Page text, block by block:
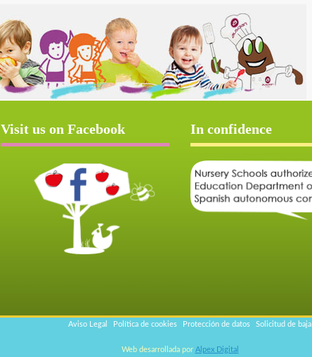
Visit us on Facebook In confidence
Aviso Legal Política de cookies Protección de datos Solicitud de baja
Web desarrollada por Alpex Digital